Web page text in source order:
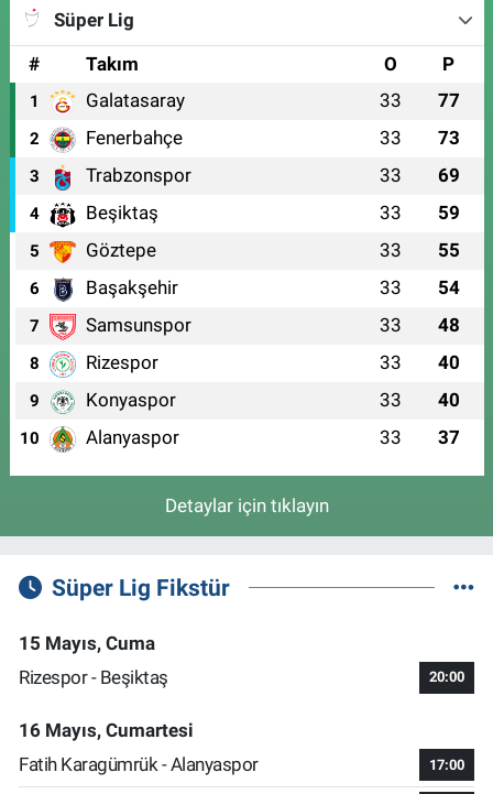
Süper Lig
#
Takım O P
1 Galatasaray 33 77
2 Fenerbahçe 33 73
3 Trabzonspor 33 69
4 Beşiktaş 33 59
5 Göztepe 33 55
6 Başakşehir 33 54
7 Samsunspor 33 48
8 Rizespor 33 40
9 Konyaspor 33 40
10 Alanyaspor 33 37
Detaylar için tıklayın
Süper Lig Fikstür
15 Mayıs, Cuma
Rizespor - Beşiktaş
20:00
16 Mayıs, Cumartesi
Fatih Karagümrük - Alanyaspor
17:00